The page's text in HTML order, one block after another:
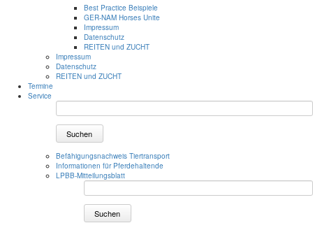
Best Practice Beispiele
GER-NAM Horses Unite
Impressum
Datenschutz
REITEN und ZUCHT
Impressum
Datenschutz
REITEN und ZUCHT
Termine
Service
Suchen
Befähigungsnachweis Tiertransport
Informationen für Pferdehaltende
LPBB-Mitteilungsblatt
Suchen